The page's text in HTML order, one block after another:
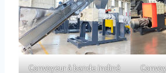
Convoyeur à bande incliné